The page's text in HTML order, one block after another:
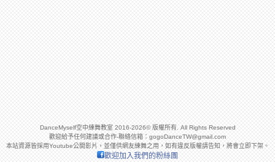
DanceMyself空中練舞教室 2016-2026© 版權所有. All Rights Reserved
歡迎給予任何建議或合作-聯絡信箱： gogoDanceTW@gmail.com
本站資源皆採用Youtube公開影片，並僅供網友練舞之用，如有違反版權請告知，將會立即下架。
歡迎加入我們的粉絲團